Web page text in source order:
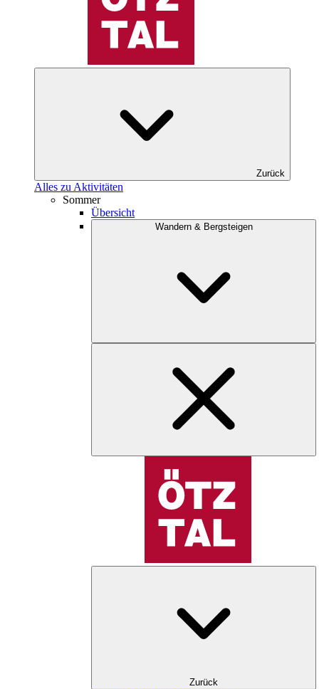
Zurück
Alles zu Aktivitäten
Sommer
Übersicht
Wandern & Bergsteigen
Zurück